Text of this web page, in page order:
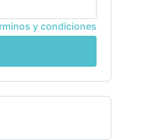
y condiciones